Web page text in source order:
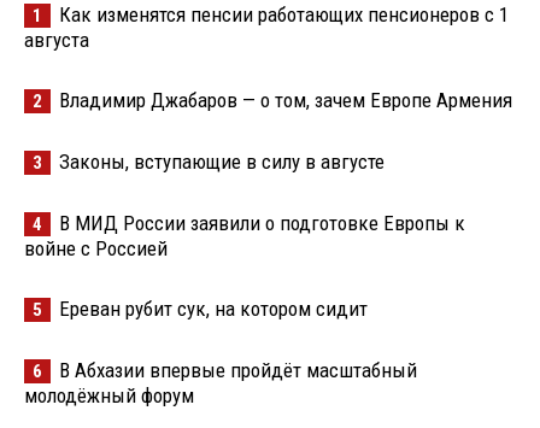
1
Как изменятся пенсии работающих пенсионеров с 1
августа
2 Владимир Джабаров — о том, зачем Европе Армения
3 Законы, вступающие в силу в августе
4
В МИД России заявили о подготовке Европы к
войне с Россией
5 Ереван рубит сук, на котором сидит
6
В Абхазии впервые пройдёт масштабный
молодёжный форум